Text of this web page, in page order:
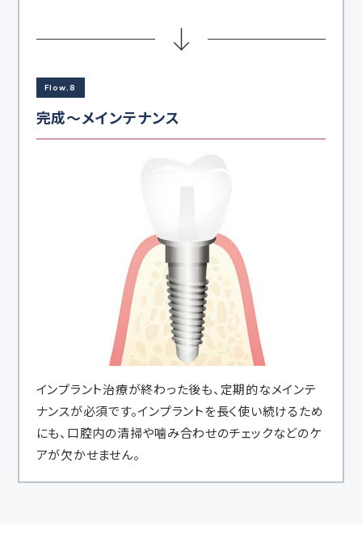
Flow.8
完成～メインテナンス
インプラント治療が終わった後も、定期的なメインテ
ナンスが必須です。インプラントを長く使い続けるため
にも、口腔内の清掃や噛み合わせのチェックなどのケ
アが欠かせません。